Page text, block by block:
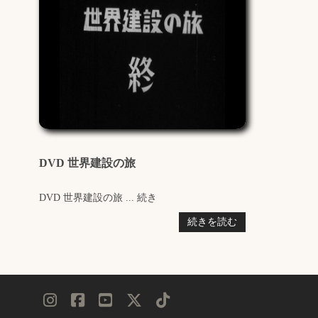
DVD 世界建設の旅
DVD 世界建設の旅 ... 続き
続きを読む